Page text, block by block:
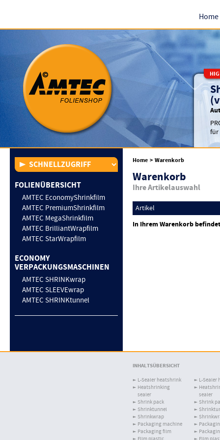
Home
für
FOLIENÜBERSICHT
AMTEC EconomyShrinkfilm
AMTEC PremiumShrinkfilm
AMTEC MegaShrinkfilm
AMTEC BrilliantWrapfilm
AMTEC StarWrapfilm
ECONOMY
VERPACKUNGSMASCHINEN
AMTEC SHRINKwrap
AMTEC SLEEVEwrap
AMTEC SHRINKtunnel
Home > Warenkorb
Warenkorb
Ihre Artikelauswahl
Artikel
In Ihrem Warenkorb
INHALTSÜBERSICHT
L-Sealer heatshrink
Heatshrinking
sealer
Shrink pack
Shrinktunnel
Shrinkwrap
Packaging machine
Packaging film
L-Sealer
sealer
Shrink